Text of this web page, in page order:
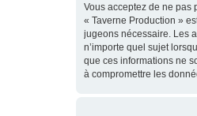
Vous acceptez de ne pas
« Taverne Production »
jugeons nécessaire. Les
n’importe quel sujet
que ces informations ne
à compromettre les